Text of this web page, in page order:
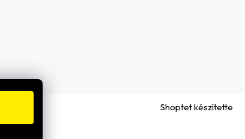
Shoptet készítette